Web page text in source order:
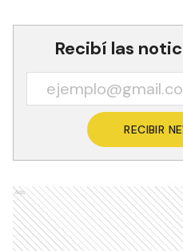
Recibí las
RECIBIR
Ads